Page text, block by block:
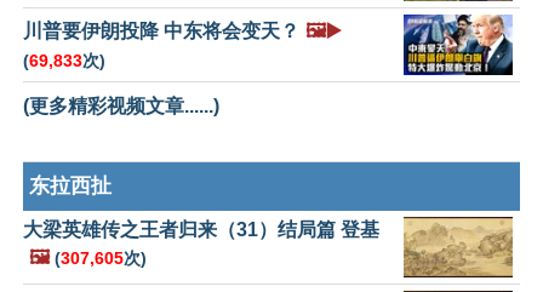
川普要伊朗投降 中东将会变天？ 🖼️▶️
(69,833次)
(更多精彩视频文章......)
东拉西扯
大梁英雄传之王者归来（31）结局篇 登基
🖼️ (307,605次)